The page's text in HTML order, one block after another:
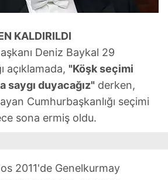
KALDIRILDI
Deniz Baykal 29
açıklamada, "Köşk seçimi
saygı duyacağız" derken,
Cumhurbaşkanlığı seçimi
sona ermiş oldu.
2011'de Genelkurmay